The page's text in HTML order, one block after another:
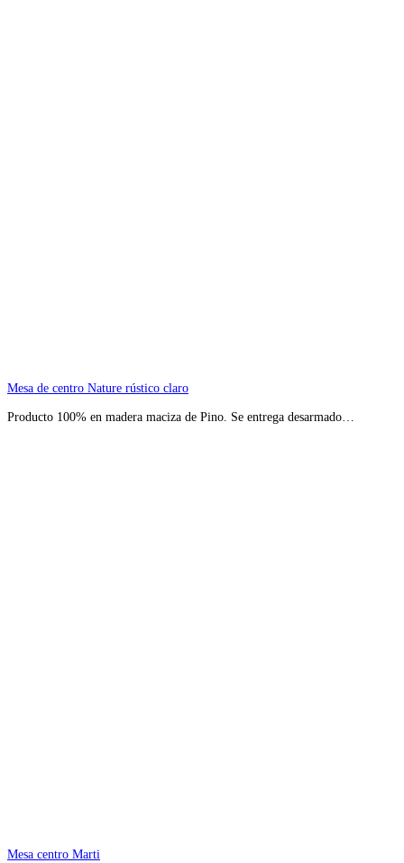
Mesa de centro Nature rústico claro
Producto 100% en madera maciza de Pino. Se entrega desarmado…
Mesa centro Marti